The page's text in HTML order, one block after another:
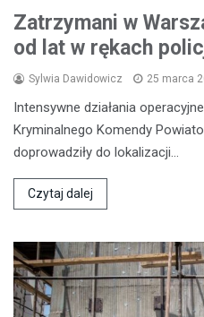
Zatrzymani w
od lat w rękach
Sylwia Dawidowicz 25 marca
Intensywne działania
Kryminalnego Komendy
doprowadziły do lokalizacji…
Czytaj dalej